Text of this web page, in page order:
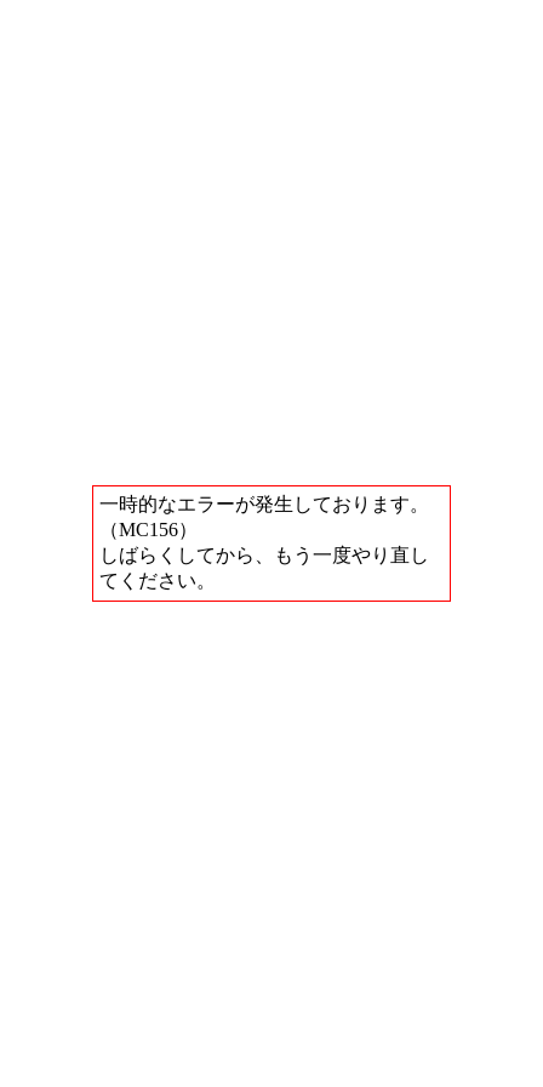
一時的なエラーが発生しております。
（MC156）
しばらくしてから、もう一度やり直し
てください。